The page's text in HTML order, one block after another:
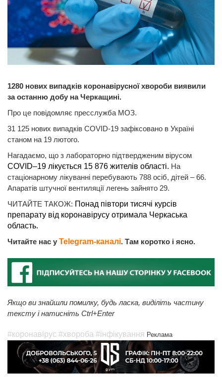
1280 нових випадків коронавірусної хвороби виявили
за останню добу на Черкащині.
Про це повідомляє пресслужба МОЗ.
31 125 нових випадків COVID-19 зафіксовано в Україні
станом на 19 лютого.
Нагадаємо, що з лабораторно підтвердженим вірусом
COVID–19 лікується 15 876 жителів області. На
стаціонарному лікуванні перебувають 788 осіб, дітей – 66.
Апаратів штучної вентиляції легень зайнято 29.
ЧИТАЙТЕ ТАКОЖ: Понад півтори тисячі курсів
препарату від коронавірусу отримала Черкаська
область.
Читайте нас у Telegram-каналі. Там коротко і ясно.
Якщо ви знайшли помилку, будь ласка, виділіть частину
тексту і натисніть Ctrl+Enter
#коронавірус #хвороба #інфікування Реклама